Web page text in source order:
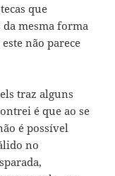
que
da mesma forma
este não parece
traz alguns
é que ao se
é possível
no